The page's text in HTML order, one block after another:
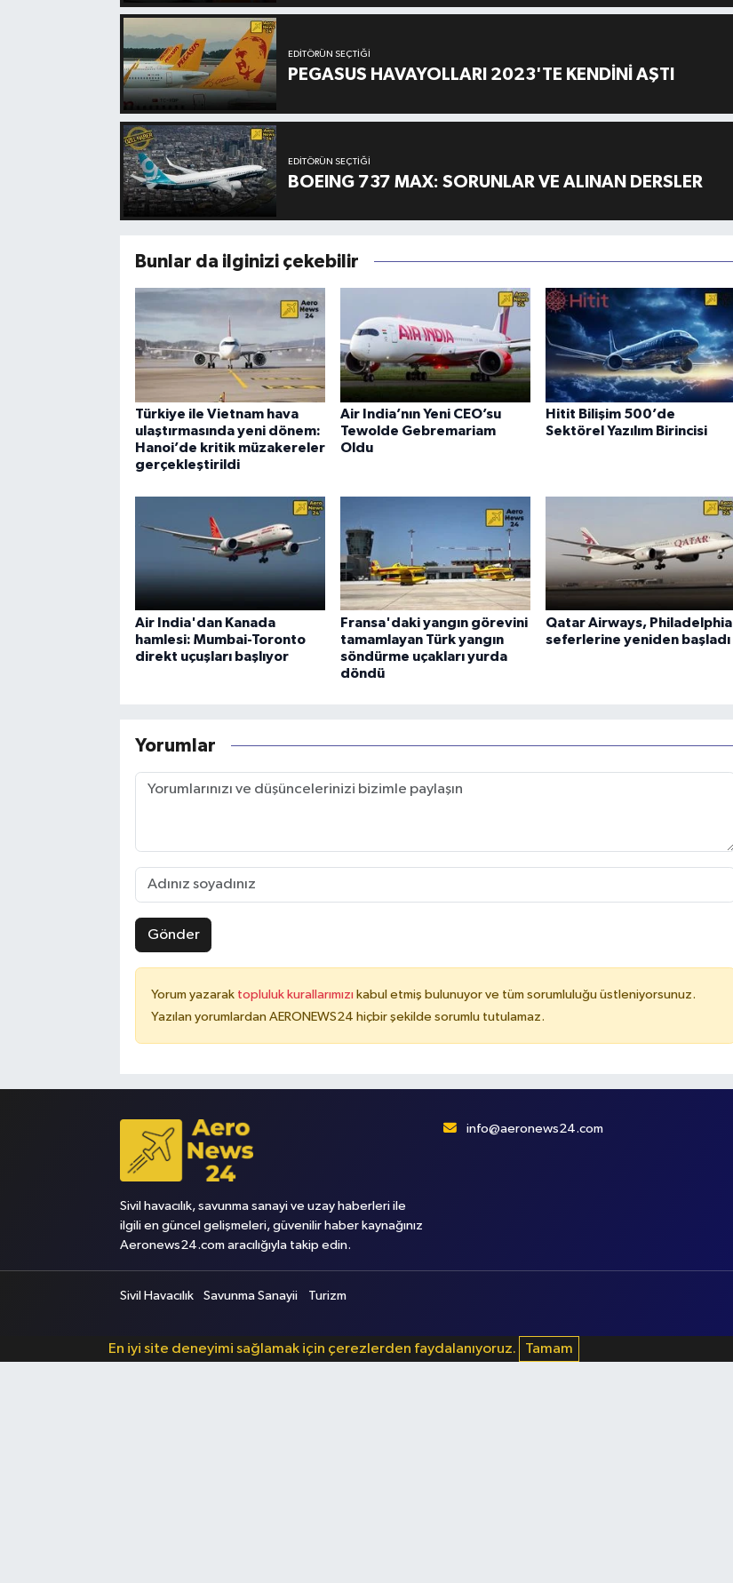
EDITÖRÜN SEÇTIĞI
PEGASUS HAVAYOLLARI 2023'TE KENDİNİ AŞTI
EDITÖRÜN SEÇTIĞI
BOEING 737 MAX: SORUNLAR VE ALINAN DERSLER
Bunlar da ilginizi çekebilir
Türkiye ile Vietnam hava
ulaştırmasında yeni dönem:
Hanoi’de kritik müzakereler
gerçekleştirildi
Air India’nın Yeni CEO’su
Tewolde Gebremariam
Oldu
Hitit Bilişim 500’de
Sektörel Yazılım Birincisi
Air India'dan Kanada
hamlesi: Mumbai-Toronto
direkt uçuşları başlıyor
Fransa'daki yangın görevini
tamamlayan Türk yangın
söndürme uçakları yurda
döndü
Qatar Airways, Philadelphia
seferlerine yeniden başladı
Yorumlar
Gönder
Yorum yazarak topluluk kurallarımızı kabul etmiş bulunuyor ve tüm sorumluluğu üstleniyorsunuz.
Yazılan yorumlardan AERONEWS24 hiçbir şekilde sorumlu tutulamaz.
Sivil havacılık, savunma sanayi ve uzay haberleri ile
ilgili en güncel gelişmeleri, güvenilir haber kaynağınız
Aeronews24.com aracılığıyla takip edin.
info@aeronews24.com
Sivil Havacılık Savunma Sanayii Turizm
En iyi site deneyimi sağlamak için çerezlerden faydalanıyoruz. Tamam